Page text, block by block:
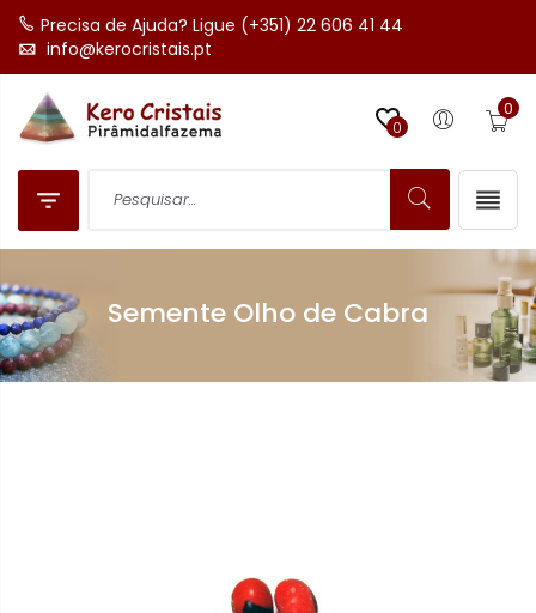
Precisa de Ajuda? Ligue (+351) 22 606 41 44
info@kerocristais.pt
0

0
 
Semente Olho de Cabra